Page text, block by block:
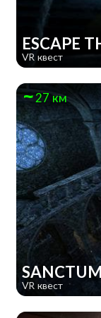
ESCAPE
VR квест
27 км
VR квест